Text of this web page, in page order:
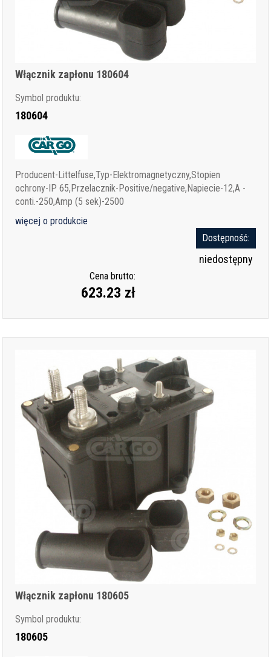
Włącznik zapłonu 180604
Symbol produktu:
180604
Producent-Littelfuse,Typ-Elektromagnetyczny,Stopien
ochrony-IP 65,Przelacznik-Positive/negative,Napiecie-12,A -
conti.-250,Amp (5 sek)-2500
więcej o produkcie
Dostępność:
niedostępny
Cena brutto:
623.23 zł
Włącznik zapłonu 180605
Symbol produktu:
180605